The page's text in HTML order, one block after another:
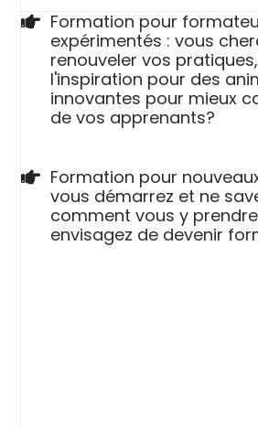
Formation pour
expérimentés : vous
renouveler vos
l'inspiration pour des
innovantes pour mieux
de vos apprenants?
Formation pour
vous démarrez et ne
comment vous y
envisagez de devenir